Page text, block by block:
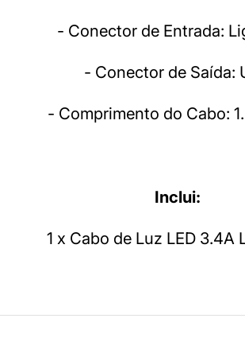
- Conector de Entrada:
- Conector de Saída:
- Comprimento do Cabo:
Inclui:
1 x Cabo de Luz LED 3.4A